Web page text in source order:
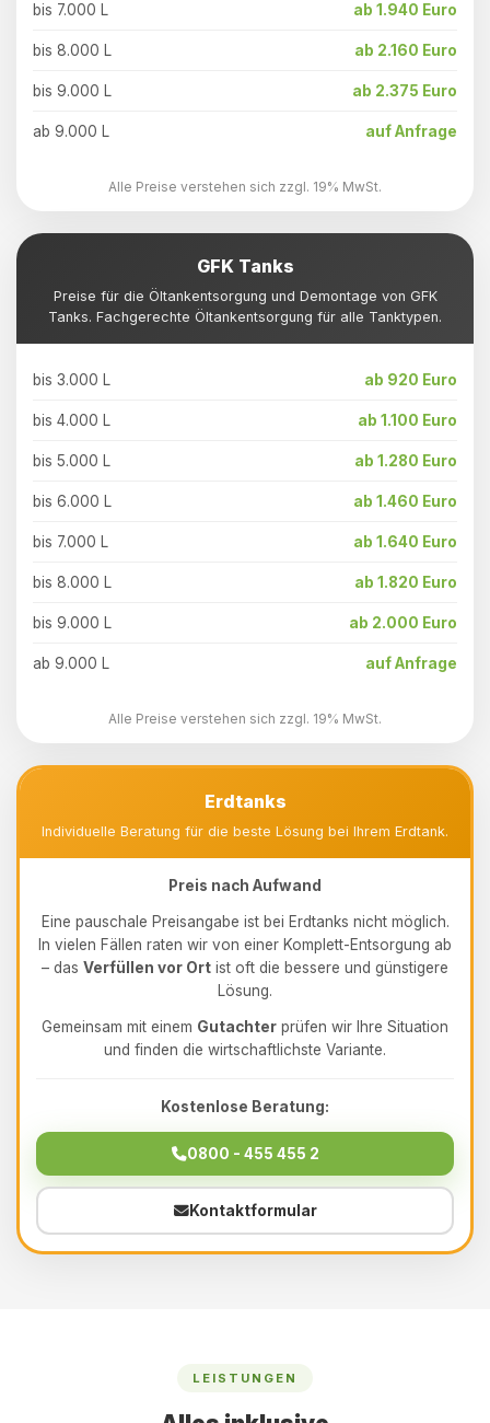
bis 7.000 L ab 1.940 Euro
bis 8.000 L ab 2.160 Euro
bis 9.000 L ab 2.375 Euro
ab 9.000 L auf Anfrage
Alle Preise verstehen sich zzgl. 19% MwSt.
GFK Tanks
Preise für die Öltankentsorgung und Demontage von GFK
Tanks. Fachgerechte Öltankentsorgung für alle Tanktypen.
bis 3.000 L ab 920 Euro
bis 4.000 L ab 1.100 Euro
bis 5.000 L ab 1.280 Euro
bis 6.000 L ab 1.460 Euro
bis 7.000 L ab 1.640 Euro
bis 8.000 L ab 1.820 Euro
bis 9.000 L ab 2.000 Euro
ab 9.000 L auf Anfrage
Alle Preise verstehen sich zzgl. 19% MwSt.
Erdtanks
Individuelle Beratung für die beste Lösung bei Ihrem Erdtank.
Preis nach Aufwand
Eine pauschale Preisangabe ist bei Erdtanks nicht möglich.
In vielen Fällen raten wir von einer Komplett-Entsorgung ab
– das Verfüllen vor Ort ist oft die bessere und günstigere
Lösung.
Gemeinsam mit einem Gutachter prüfen wir Ihre Situation
und finden die wirtschaftlichste Variante.
Kostenlose Beratung:
0800 - 455 455 2
Kontaktformular
LEISTUNGEN